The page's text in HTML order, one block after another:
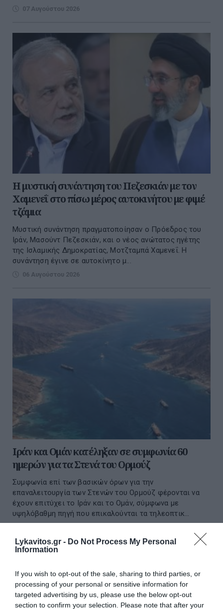
Lykavitos.gr - Do Not Process My Personal
Information
If you wish to opt-out of the sale, sharing to third parties, or
processing of your personal or sensitive information for
targeted advertising by us, please use the below opt-out
section to confirm your selection. Please note that after your
07 Αυγούστου 2026
Η μυστική συνάντηση του Πεζεσκιάν με τον
Χαμενεΐ στο πίσω μέρος αυτοκινήτου με φιμέ
τζάμια
Μυστική συνάντηση πραγματοποίησαν ο Πρόεδρος του
Ιράν, Μασούντ Πεζεσκιάν, και ο νέος ανώτατος ηγέτης
της Ισλαμικής Δημοκρατίας, Μοτζταμπά Χαμενεΐ. Η
συνάντηση έγινε σε αυτοκίνητο μ...
06 Αυγούστου 2026
Ιράν και Ομάν κατέληξαν σε συμφωνία 60
ημερών για τα Στενά του Ορμούζ
Συμφωνία επί των βασικών όρων για την
επαναλειτουργία των Στενών του Ορμούζ φέρονται να
έχουν επιτύχει το Ιράν και το Ομάν, σύμφωνα με
υψηλόβαθμη πηγή που επικαλούνται τα τηλεοπτικ...
περισσότερες ειδήσεις από το lykavitos.gr